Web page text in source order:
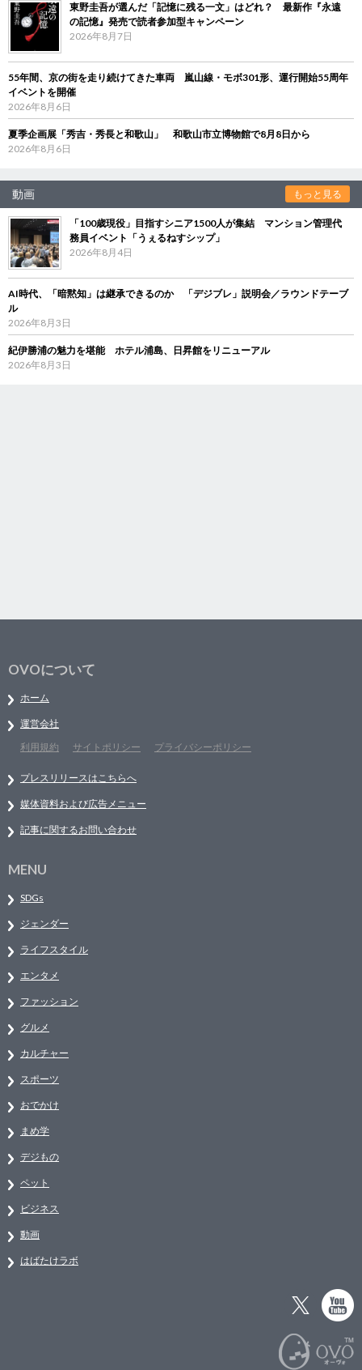
東野圭吾が選んだ「記憶に残る一文」はどれ？ 最新作『永遠
の記憶』発売で読者参加型キャンペーン
2026年8月7日
55年間、京の街を走り続けてきた車両 嵐山線・モボ301形、運行開始55周年
イベントを開催
2026年8月6日
夏季企画展「秀吉・秀長と和歌山」 和歌山市立博物館で8月8日から
2026年8月6日
動画 もっと見る
「100歳現役」目指すシニア1500人が集結 マンション管理代
務員イベント「うぇるねすシップ」
2026年8月4日
AI時代、「暗黙知」は継承できるのか 「デジブレ」説明会／ラウンドテーブ
ル
2026年8月3日
紀伊勝浦の魅力を堪能 ホテル浦島、日昇館をリニューアル
2026年8月3日
OVOについて
ホーム
運営会社
利用規約
サイトポリシー プライバシーポリシー
プレスリリースはこちらへ
媒体資料および広告メニュー
記事に関するお問い合わせ
MENU
SDGs
ジェンダー
ライフスタイル
エンタメ
ファッション
グルメ
カルチャー
スポーツ
おでかけ
まめ学
デジもの
ペット
ビジネス
動画
はばたけラボ